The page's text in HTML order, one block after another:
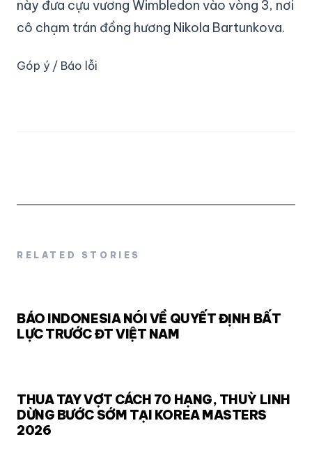
này đưa cựu vương Wimbledon vào vòng 3, nơi
cô chạm trán đồng hương Nikola Bartunkova.
Góp ý / Báo lỗi
RELATED STORIES
BÁO INDONESIA NÓI VỀ QUYẾT ĐỊNH BẤT
LỰC TRƯỚC ĐT VIỆT NAM
THUA TAY VỢT CÁCH 70 HẠNG, THUỲ LINH
DỪNG BƯỚC SỚM TẠI KOREA MASTERS
2026